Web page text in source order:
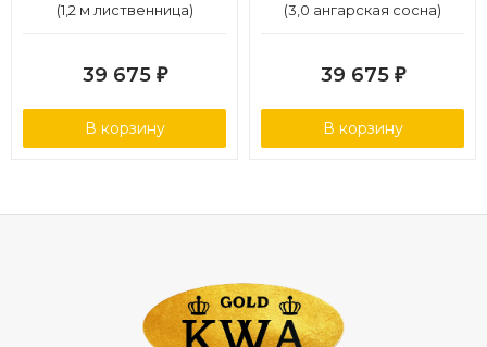
(1,2 м лиственница)
39 675 ₽
В корзину
(3,0 ангарская сосна)
39 675 ₽
В корзину